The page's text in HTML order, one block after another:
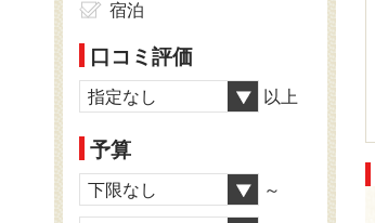
宿泊
口コミ評価
指定なし 以上
予算
下限なし ～